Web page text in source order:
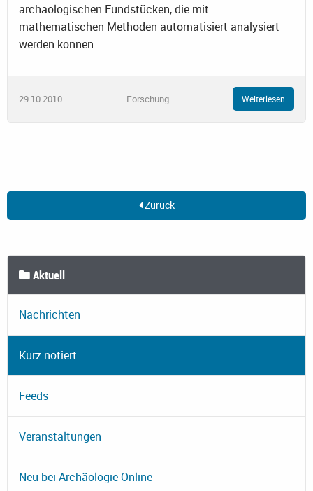
archäologischen Fundstücken, die mit
mathematischen Methoden automatisiert analysiert
werden können.
29.10.2010 Forschung Weiterlesen
Zurück
Aktuell
Nachrichten
Kurz notiert
Feeds
Veranstaltungen
Neu bei Archäologie Online